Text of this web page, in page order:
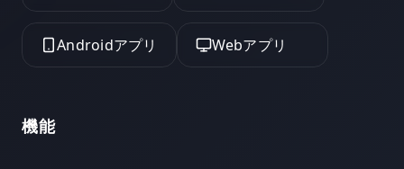
Androidアプリ Webアプリ
機能